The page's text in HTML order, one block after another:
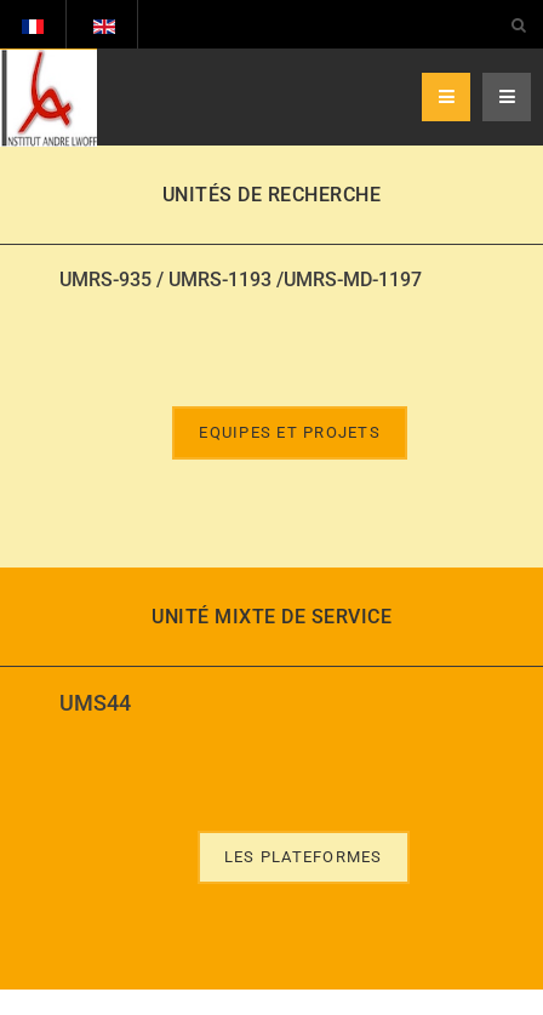
UNITÉS DE RECHERCHE
UMRS-935 / UMRS-1193 /UMRS-MD-1197
EQUIPES ET PROJETS
UNITÉ MIXTE DE SERVICE
UMS44
LES PLATEFORMES